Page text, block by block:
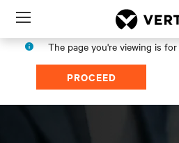
Menu
The page you're viewing is for
PROCEED